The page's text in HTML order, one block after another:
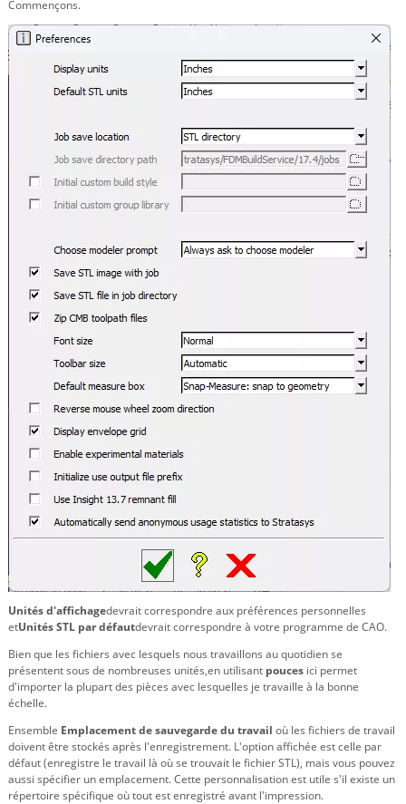
Commençons.
Unités d'affichagedevrait correspondre aux préférences personnelles
etUnités STL par défautdevrait correspondre à votre programme de CAO.
Bien que les fichiers avec lesquels nous travaillons au quotidien se
présentent sous de nombreuses unités,en utilisant pouces ici permet
d'importer la plupart des pièces avec lesquelles je travaille à la bonne
échelle.
Ensemble Emplacement de sauvegarde du travail où les fichiers de travail
doivent être stockés après l'enregistrement. L'option affichée est celle par
défaut (enregistre le travail là où se trouvait le fichier STL), mais vous pouvez
aussi spécifier un emplacement. Cette personnalisation est utile s'il existe un
répertoire spécifique où tout est enregistré avant l'impression.